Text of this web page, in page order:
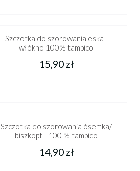
Szczotka do szorowania eska -
włókno 100% tampico
15,90 zł
Szczotka do szorowania ósemka/
biszkopt - 100 % tampico
14,90 zł